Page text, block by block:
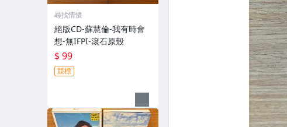
尋找情懷
絕版CD-蘇慧倫-我有時會
想-無IFPI-滾石原殼
$ 99
競標